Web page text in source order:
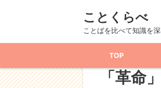
ことくらべ
ことばを比べて知識を深
TOP
TOP 記事一覧 社会
政治
「革命